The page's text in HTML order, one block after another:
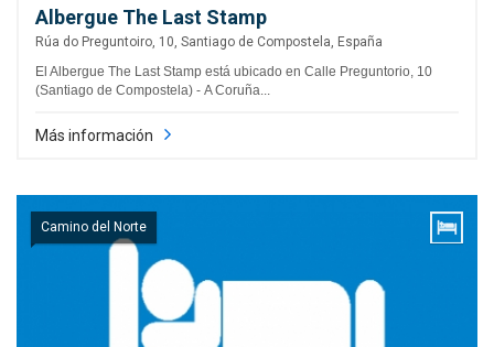
Albergue The Last Stamp
Rúa do Preguntoiro, 10, Santiago de Compostela, España
El Albergue The Last Stamp está ubicado en Calle Preguntorio, 10
(Santiago de Compostela) - A Coruña...
Más información
Camino del Norte